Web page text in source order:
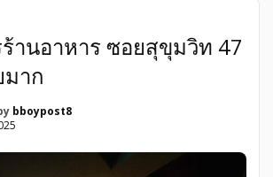
าท สถานที่สำคัญใกล้เคียง 1. ที่ทำการแขวง
ว 4. บิ๊กซี กาญจนบุรี 5. ทีเอ็มเค พาร์ค
กัมพูชา ตำบล บ้านใต้ อำเภอเมือง
รี
านอาหาร ซอยสุขุมวิท 47
าก
bboypost8